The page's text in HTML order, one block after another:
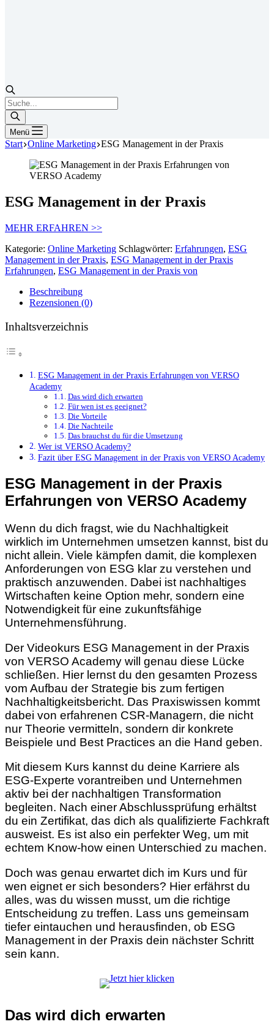
Products
search
Menü
Start Online Marketing ESG Management in der Praxis
ESG Management in der Praxis
MEHR ERFAHREN >>
Kategorie: Online Marketing Schlagwörter: Erfahrungen, ESG
Management in der Praxis, ESG Management in der Praxis
Erfahrungen, ESG Management in der Praxis von
Beschreibung
Rezensionen (0)
Inhaltsverzeichnis
ESG Management in der Praxis Erfahrungen von VERSO
Academy
Das wird dich erwarten
Für wen ist es geeignet?
Die Vorteile
Die Nachteile
Das brauchst du für die Umsetzung
Wer ist VERSO Academy?
Fazit über ESG Management in der Praxis von VERSO Academy
ESG Management in der Praxis
Erfahrungen von VERSO Academy
Wenn du dich fragst, wie du Nachhaltigkeit
wirklich im Unternehmen umsetzen kannst, bist du
nicht allein. Viele kämpfen damit, die komplexen
Anforderungen von ESG klar zu verstehen und
praktisch anzuwenden. Dabei ist nachhaltiges
Wirtschaften keine Option mehr, sondern eine
Notwendigkeit für eine zukunftsfähige
Unternehmensführung.
Der Videokurs ESG Management in der Praxis
von VERSO Academy will genau diese Lücke
schließen. Hier lernst du den gesamten Prozess
vom Aufbau der Strategie bis zum fertigen
Nachhaltigkeitsbericht. Das Praxiswissen kommt
dabei von erfahrenen CSR-Managern, die nicht
nur Theorie vermitteln, sondern dir konkrete
Beispiele und Best Practices an die Hand geben.
Mit diesem Kurs kannst du deine Karriere als
ESG-Experte vorantreiben und Unternehmen
aktiv bei der nachhaltigen Transformation
begleiten. Nach einer Abschlussprüfung erhältst
du ein Zertifikat, das dich als qualifizierte Fachkraft
ausweist. Es ist also ein perfekter Weg, um mit
echtem Know-how einen Unterschied zu machen.
Doch was genau erwartet dich im Kurs und für
wen eignet er sich besonders? Hier erfährst du
alles, was du wissen musst, um die richtige
Entscheidung zu treffen. Lass uns gemeinsam
tiefer eintauchen und herausfinden, ob ESG
Management in der Praxis dein nächster Schritt
sein kann.
Das wird dich erwarten